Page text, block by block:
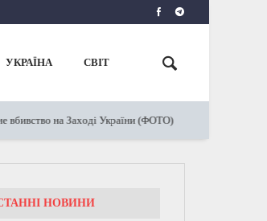
УКРАЇНА СВІТ
на Заході України (ФОТО)
НОВИНИ